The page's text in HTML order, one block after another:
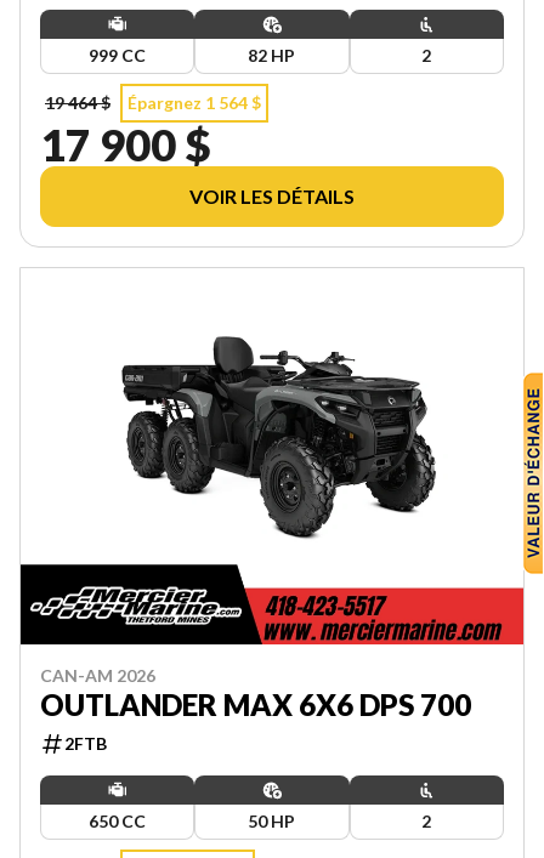
999 CC 82 HP 2
19 464 $ Épargnez 1 564 $
17 900 $
VOIR LES DÉTAILS
CAN-AM 2026
OUTLANDER MAX 6X6 DPS 700
2FTB
650 CC 50 HP 2